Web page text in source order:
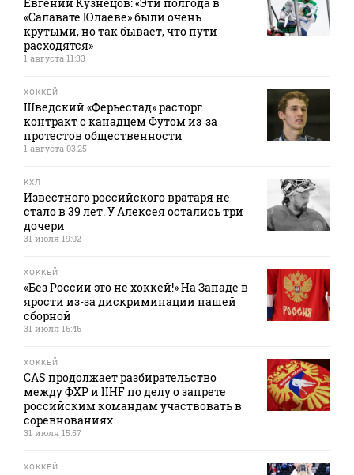
«Салавате Юлаеве» были очень
крутыми, но так бывает, что пути
расходятся»
1 августа 11:33
ХОККЕЙ
Шведский «Ферьестад» расторг
контракт с канадцем Футом из‑за
протестов общественности
1 августа 03:25
КХЛ
Известного российского вратаря не
стало в 39 лет. У Алексея остались три
дочери
31 июля 19:02
ХОККЕЙ
«Без России это не хоккей!» На Западе в
ярости из-за дискриминации нашей
сборной
31 июля 16:46
ХОККЕЙ
CAS продолжает разбирательство
между ФХР и IIHF по делу о запрете
российским командам участвовать в
соревнованиях
31 июля 15:57
ХОККЕЙ